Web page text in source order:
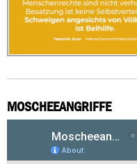
MOSCHEEANGRIFFE